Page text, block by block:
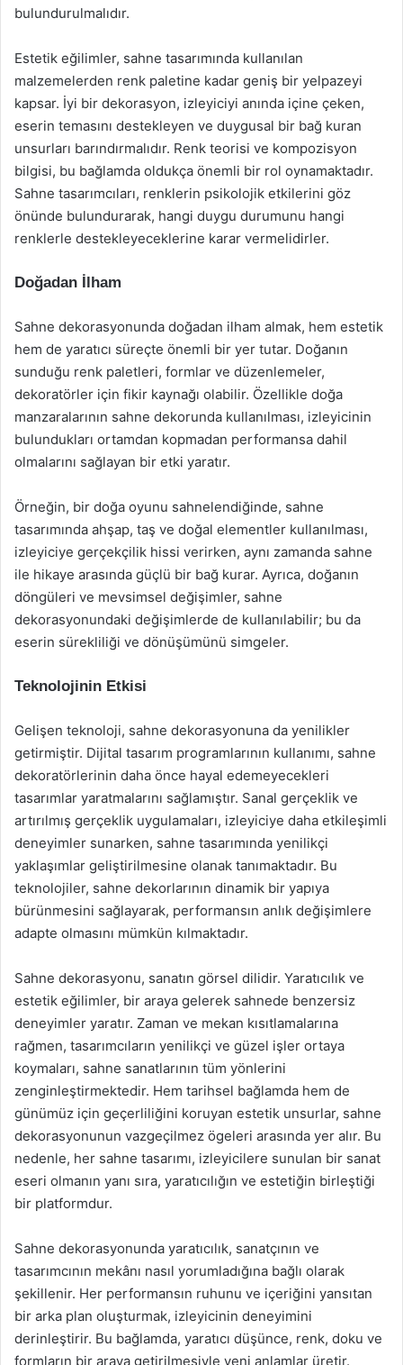
bulundurulmalıdır.
Estetik eğilimler, sahne tasarımında kullanılan
malzemelerden renk paletine kadar geniş bir yelpazeyi
kapsar. İyi bir dekorasyon, izleyiciyi anında içine çeken,
eserin temasını destekleyen ve duygusal bir bağ kuran
unsurları barındırmalıdır. Renk teorisi ve kompozisyon
bilgisi, bu bağlamda oldukça önemli bir rol oynamaktadır.
Sahne tasarımcıları, renklerin psikolojik etkilerini göz
önünde bulundurarak, hangi duygu durumunu hangi
renklerle destekleyeceklerine karar vermelidirler.
Doğadan İlham
Sahne dekorasyonunda doğadan ilham almak, hem estetik
hem de yaratıcı süreçte önemli bir yer tutar. Doğanın
sunduğu renk paletleri, formlar ve düzenlemeler,
dekoratörler için fikir kaynağı olabilir. Özellikle doğa
manzaralarının sahne dekorunda kullanılması, izleyicinin
bulundukları ortamdan kopmadan performansa dahil
olmalarını sağlayan bir etki yaratır.
Örneğin, bir doğa oyunu sahnelendiğinde, sahne
tasarımında ahşap, taş ve doğal elementler kullanılması,
izleyiciye gerçekçilik hissi verirken, aynı zamanda sahne
ile hikaye arasında güçlü bir bağ kurar. Ayrıca, doğanın
döngüleri ve mevsimsel değişimler, sahne
dekorasyonundaki değişimlerde de kullanılabilir; bu da
eserin sürekliliği ve dönüşümünü simgeler.
Teknolojinin Etkisi
Gelişen teknoloji, sahne dekorasyonuna da yenilikler
getirmiştir. Dijital tasarım programlarının kullanımı, sahne
dekoratörlerinin daha önce hayal edemeyecekleri
tasarımlar yaratmalarını sağlamıştır. Sanal gerçeklik ve
artırılmış gerçeklik uygulamaları, izleyiciye daha etkileşimli
deneyimler sunarken, sahne tasarımında yenilikçi
yaklaşımlar geliştirilmesine olanak tanımaktadır. Bu
teknolojiler, sahne dekorlarının dinamik bir yapıya
bürünmesini sağlayarak, performansın anlık değişimlere
adapte olmasını mümkün kılmaktadır.
Sahne dekorasyonu, sanatın görsel dilidir. Yaratıcılık ve
estetik eğilimler, bir araya gelerek sahnede benzersiz
deneyimler yaratır. Zaman ve mekan kısıtlamalarına
rağmen, tasarımcıların yenilikçi ve güzel işler ortaya
koymaları, sahne sanatlarının tüm yönlerini
zenginleştirmektedir. Hem tarihsel bağlamda hem de
günümüz için geçerliliğini koruyan estetik unsurlar, sahne
dekorasyonunun vazgeçilmez ögeleri arasında yer alır. Bu
nedenle, her sahne tasarımı, izleyicilere sunulan bir sanat
eseri olmanın yanı sıra, yaratıcılığın ve estetiğin birleştiği
bir platformdur.
Sahne dekorasyonunda yaratıcılık, sanatçının ve
tasarımcının mekânı nasıl yorumladığına bağlı olarak
şekillenir. Her performansın ruhunu ve içeriğini yansıtan
bir arka plan oluşturmak, izleyicinin deneyimini
derinleştirir. Bu bağlamda, yaratıcı düşünce, renk, doku ve
formların bir araya getirilmesiyle yeni anlamlar üretir.